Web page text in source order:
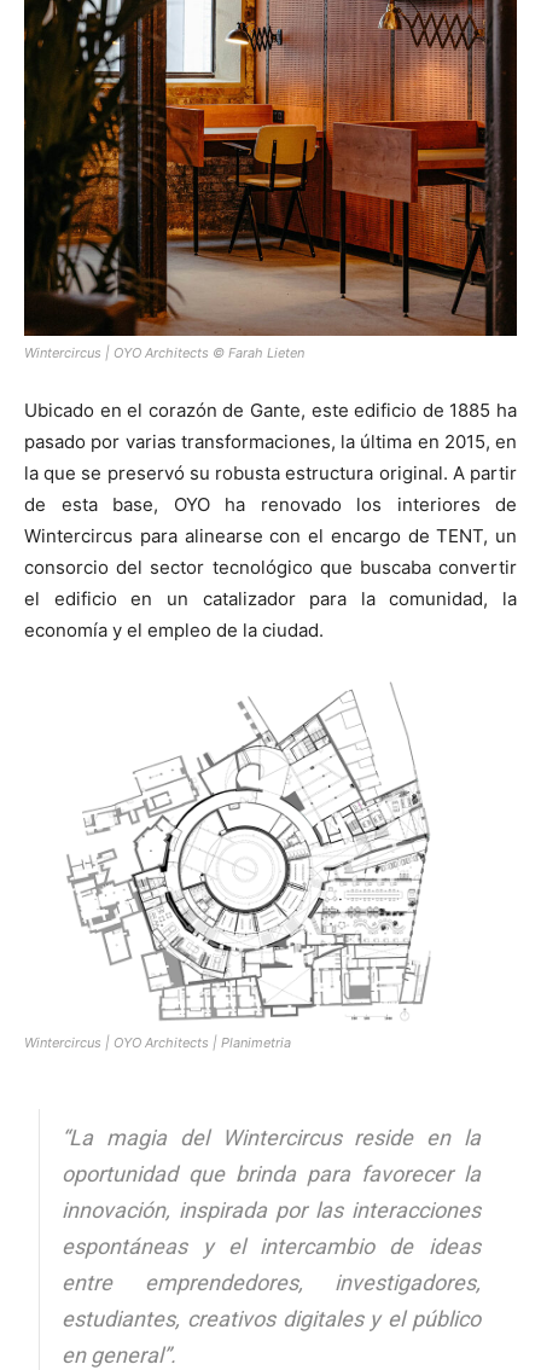
Wintercircus | OYO Architects © Farah Lieten
Ubicado en el corazón de Gante, este edificio de 1885 ha
pasado por varias transformaciones, la última en 2015, en
la que se preservó su robusta estructura original. A partir
de esta base, OYO ha renovado los interiores de
Wintercircus para alinearse con el encargo de TENT, un
consorcio del sector tecnológico que buscaba convertir
el edificio en un catalizador para la comunidad, la
economía y el empleo de la ciudad.
Wintercircus | OYO Architects | Planimetria
“La magia del Wintercircus reside en la
oportunidad que brinda para favorecer la
innovación, inspirada por las interacciones
espontáneas y el intercambio de ideas
entre emprendedores, investigadores,
estudiantes, creativos digitales y el público
en general”.